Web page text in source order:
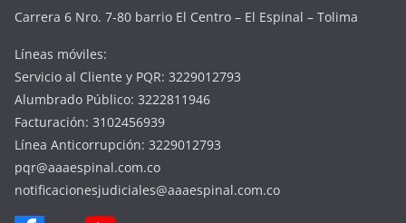
Carrera 6 Nro. 7-80 barrio El Centro – El Espinal – Tolima
Líneas móviles:
Servicio al Cliente y PQR: 3229012793
Alumbrado Público: 3222811946
Facturación: 3102456939
Línea Anticorrupción: 3229012793
pqr@aaaespinal.com.co
notificacionesjudiciales@aaaespinal.com.co